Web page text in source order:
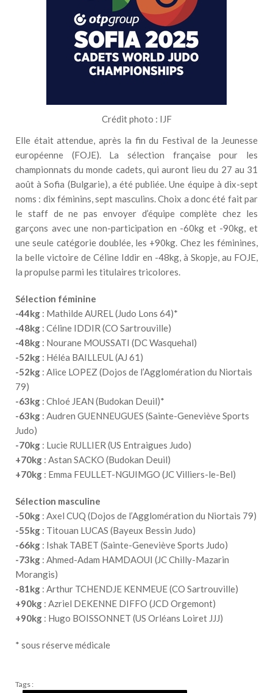
Crédit photo : IJF
Elle était attendue, après la fin du Festival de la Jeunesse
européenne (FOJE). La sélection française pour les
championnats du monde cadets, qui auront lieu du 27 au 31
août à Sofia (Bulgarie), a été publiée. Une équipe à dix-sept
noms : dix féminins, sept masculins. Choix a donc été fait par
le staff de ne pas envoyer d’équipe complète chez les
garçons avec une non-participation en -60kg et -90kg, et
une seule catégorie doublée, les +90kg. Chez les féminines,
la belle victoire de Céline Iddir en -48kg, à Skopje, au FOJE,
la propulse parmi les titulaires tricolores.
Sélection féminine
-44kg : Mathilde AUREL (Judo Lons 64)*
-48kg : Céline IDDIR (CO Sartrouville)
-48kg : Nourane MOUSSATI (DC Wasquehal)
-52kg : Héléa BAILLEUL (AJ 61)
-52kg : Alice LOPEZ (Dojos de l’Agglomération du Niortais
79)
-63kg : Chloé JEAN (Budokan Deuil)*
-63kg : Audren GUENNEUGUES (Sainte-Geneviève Sports
Judo)
-70kg : Lucie RULLIER (US Entraigues Judo)
+70kg : Astan SACKO (Budokan Deuil)
+70kg : Emma FEULLET-NGUIMGO (JC Villiers-le-Bel)
Sélection masculine
-50kg : Axel CUQ (Dojos de l’Agglomération du Niortais 79)
-55kg : Titouan LUCAS (Bayeux Bessin Judo)
-66kg : Ishak TABET (Sainte-Geneviève Sports Judo)
-73kg : Ahmed-Adam HAMDAOUI (JC Chilly-Mazarin
Morangis)
-81kg : Arthur TCHENDJE KENMEUE (CO Sartrouville)
+90kg : Azriel DEKENNE DIFFO (JCD Orgemont)
+90kg : Hugo BOISSONNET (US Orléans Loiret JJJ)
* sous réserve médicale
Tags :